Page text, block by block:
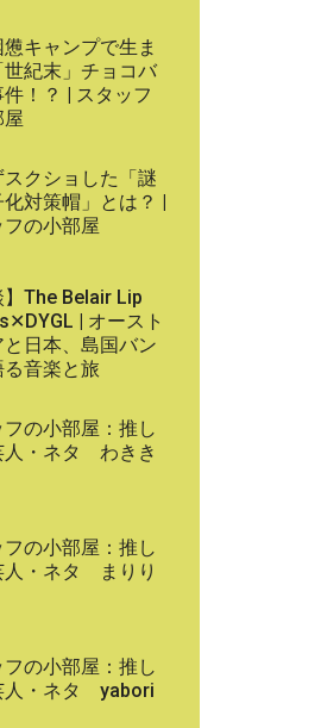
キャンプで生ま
世紀末」チョコバ
！？ | スタッフ
屋
スクショした「謎
対策帽」とは？ |
フの小部屋
】The Belair Lip
| オースト
と日本、島国バン
る音楽と旅
フの小部屋：推し
人・ネタ わきき
フの小部屋：推し
人・ネタ まりり
フの小部屋：推し
人・ネタ yabori